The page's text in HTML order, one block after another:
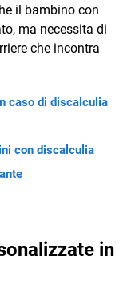
il bambino con
ma necessita di
che incontra
caso di discalculia
con discalculia
in